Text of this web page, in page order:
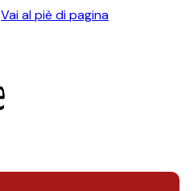
Vai al piè di pagina